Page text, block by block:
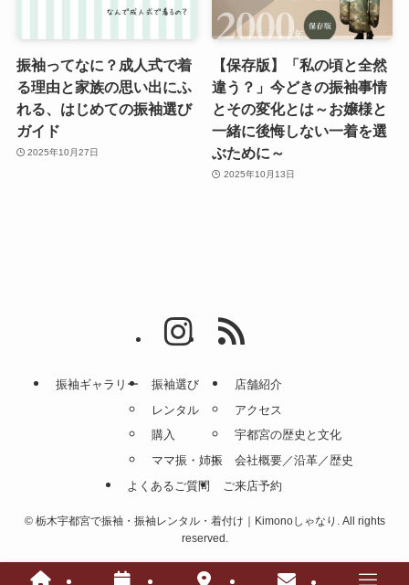
振袖ってなに？成人式で着
る理由と家族の思い出にふ
れる、はじめての振袖選び
ガイド
2025年10月27日
【保存版】「私の頃と全然
違う？」今どきの振袖事情
とその変化とは～お嬢様と
一緒に後悔しない一着を選
ぶために～
2025年10月13日
振袖ギャラリー
振袖選び
レンタル
購入
ママ振・姉振
店舗紹介
アクセス
宇都宮の歴史と文化
会社概要／沿革／歴史
よくあるご質問
ご来店予約
©栃木宇都宮で振袖・振袖レンタル・着付け｜Kimonoしゃなり. All rights
reserved.